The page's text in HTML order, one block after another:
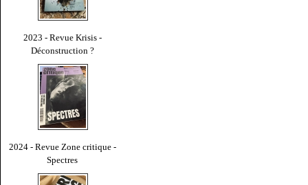
2023 - Revue Krisis -
Déconstruction ?
2024 - Revue Zone critique -
Spectres